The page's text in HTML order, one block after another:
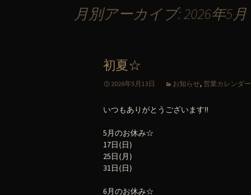
月別アーカイブ: 2026年5月
初夏☆
2026年5月13日 お知らせ, 営業カレンダー
いつもありがとうございます!!
5月のお休み☆
17日(日)
25日(月)
31日(日)
6月のお休み☆